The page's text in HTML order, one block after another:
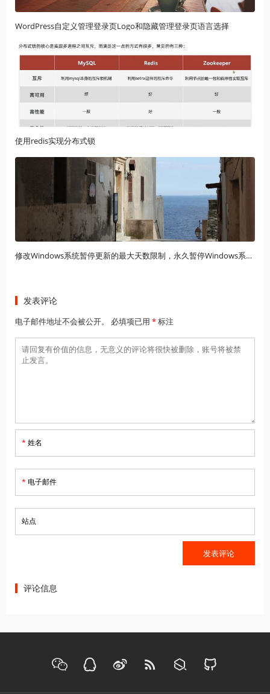
WordPress自定义管理登录页Logo和隐藏管理登录页语言选择
使用redis实现分布式锁
修改Windows系统暂停更新的最大天数限制，永久暂停Windows系统自动更新
发表评论
电子邮件地址不会被公开。 必填项已用 *标注
* 姓名
* 电子邮件
站点
评论信息